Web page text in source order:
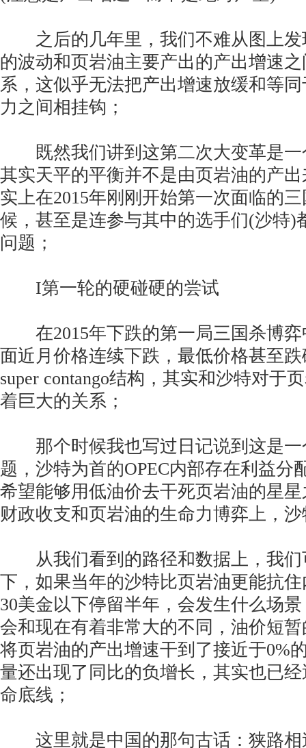
之后的几年里，我们不难从图上发
的波动和页岩油主要产出的产出增速
系，这似乎无法把产出增速放缓和等
力之间相挂钩；
既然我们讲到这第二次大变革是一
其实天平的平衡并不是由页岩油的产
实上在2015年刚刚开始第一次面临的
候，甚至是连参与其中的选手们(沙特)
问题；
I第一轮的硬碰硬的尝试
在2015年下跌的第一局三国杀博弈
面近月价格连续下跌，最低价格甚至
super contango结构，其实和沙特对于
着巨大的关系；
那个时候我也写过日记说到这是一
题，沙特为首的OPEC内部存在利益分
希望能够用低油价去干死页岩油的星
财政收支和页岩油的生命力博弈上，
从我们看到的路径和数据上，我们
下，如果当年的沙特比页岩油更能抗
30美金以下停留半年，会发生什么场
会和现在有着非常大的不同，油价短
将页岩油的产出增速干到了接近于0%
量还出现了同比的负增长，其实也已
命底线；
这里就是中国的那句古话：狭路相